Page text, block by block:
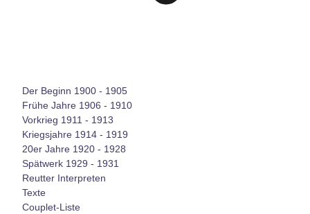
Der Beginn 1900 - 1905
Frühe Jahre 1906 - 1910
Vorkrieg 1911 - 1913
Kriegsjahre 1914 - 1919
20er Jahre 1920 - 1928
Spätwerk 1929 - 1931
Reutter Interpreten
Texte
Couplet-Liste